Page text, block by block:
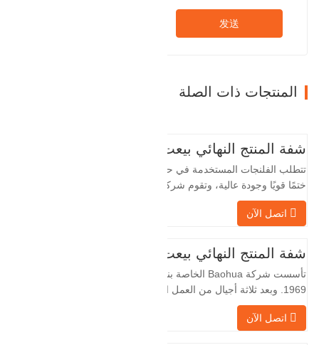
发送
المنتجات ذات الصلة
شفة المنتج النهائي بيعت
تتطلب الفلنجات المستخدمة في حقول النفط
الخاصة بنا بمعالجة الفلنجات في حقول النفط
لسنوات عديدة وتقوم بتصديرها بشكل غير
لأن الصناعة المحلية ليست مثالية، فإننا نريد
الاستيراد والتصدير مباشرة مع العملاء
الأجانب،…
اتصل الآن
شفة المنتج النهائي بيعت
تأسست شركة Baohua الخاصة بنا في عام
1969. وبعد ثلاثة أجيال من العمل الشاق،
اتصل الآن